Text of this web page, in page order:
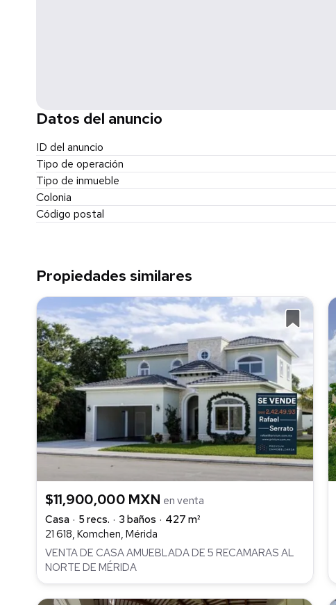
Datos del anuncio
ID del anuncio
Tipo de operación
Tipo de inmueble
Colonia
Código postal
Propiedades similares
$11,900,000 MXN en venta
Casa
5 recs. 3 baños
427 m²
21 618, Komchen, Mérida
VENTA DE CASA AMUEBLADA DE 5 RECAMARAS AL
NORTE DE MÉRIDA